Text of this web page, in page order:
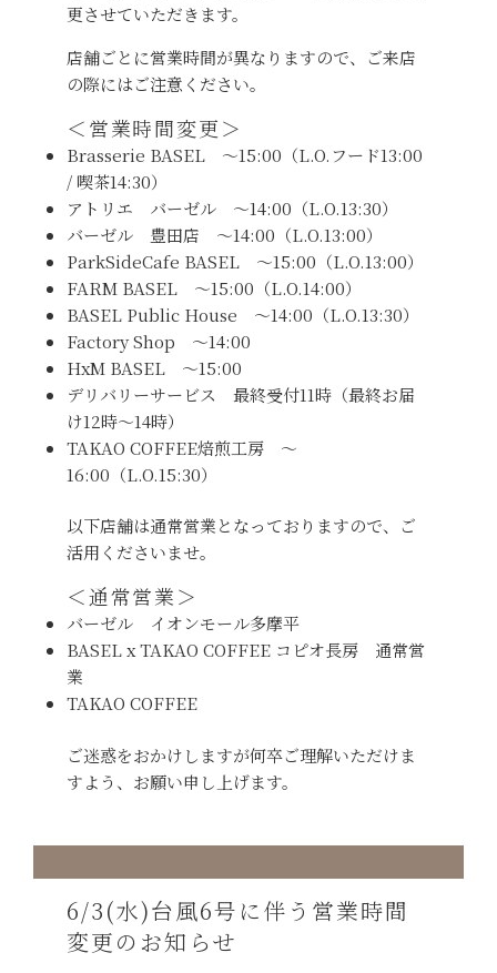
更させていただきます。
店舗ごとに営業時間が異なりますので、ご来店
の際にはご注意ください。
＜営業時間変更＞
Brasserie BASEL 〜15:00（L.O.フード13:00
/ 喫茶14:30）
アトリエ バーゼル 〜14:00（L.O.13:30）
バーゼル 豊田店 〜14:00（L.O.13:00）
ParkSideCafe BASEL 〜15:00（L.O.13:00）
FARM BASEL 〜15:00（L.O.14:00）
BASEL Public House 〜14:00（L.O.13:30）
Factory Shop 〜14:00
HxM BASEL 〜15:00
デリバリーサービス 最終受付11時（最終お届
け12時〜14時）
TAKAO COFFEE焙煎工房 〜
16:00（L.O.15:30）
以下店舗は通常営業となっておりますので、ご
活用くださいませ。
＜通常営業＞
バーゼル イオンモール多摩平
BASEL x TAKAO COFFEE コピオ長房 通常営
業
TAKAO COFFEE
ご迷惑をおかけしますが何卒ご理解いただけま
すよう、お願い申し上げます。
6/3(水)台風6号に伴う営業時間
変更のお知らせ